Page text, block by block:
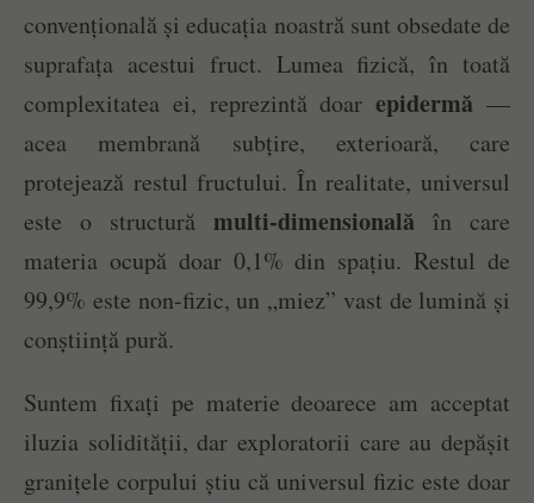
convențională și educația noastră sunt obsedate de
suprafața acestui fruct. Lumea fizică, în toată
complexitatea ei, reprezintă doarepidermă —
acea membrană subțire, exterioară, care
protejează restul fructului. În realitate, universul
este o structură multi-dimensională în care
materia ocupă doar 0,1% din spațiu. Restul de
99,9% este non-fizic, un „miez” vast de lumină și
conștiință pură.
Suntem fixați pe materie deoarece am acceptat
iluzia solidității, dar exploratorii care au depășit
granițele corpului știu că universul fizic este doar